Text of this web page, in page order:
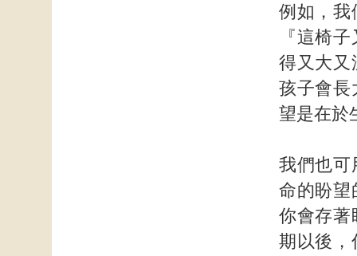
例如，我
『這椅
得又大又
孩子會長
望是在於
我們也可
命的盼望
你會存著
期以後，